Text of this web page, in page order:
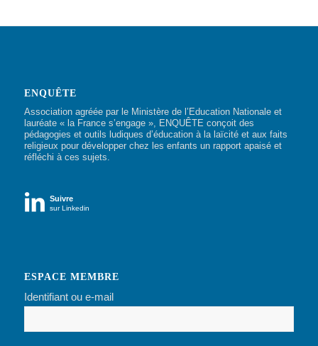
ENQUÊTE
Association agréée par le Ministère de l’Education Nationale et
lauréate « la France s’engage », ENQUÊTE conçoit des
pédagogies et outils ludiques d’éducation à la laïcité et aux faits
religieux pour développer chez les enfants un rapport apaisé et
réfléchi à ces sujets.
 Suivre
sur Linkedin
ESPACE MEMBRE
Identifiant ou e-mail